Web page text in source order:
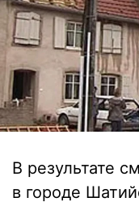
В результате
в городе